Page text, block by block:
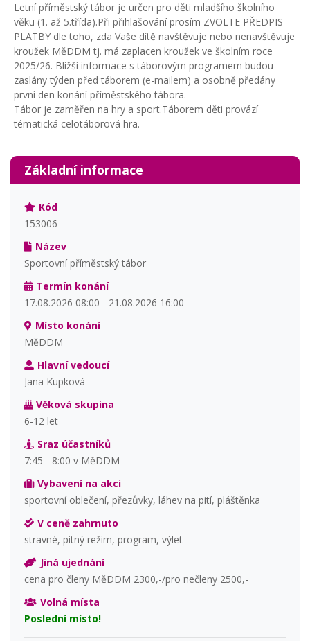
Letní příměstský tábor je určen pro děti mladšího školního
věku (1. až 5.třída).Při přihlašování prosím ZVOLTE PŘEDPIS
PLATBY dle toho, zda Vaše dítě navštěvuje nebo nenavštěvuje
kroužek MěDDM tj. má zaplacen kroužek ve školním roce
2025/26. Bližší informace s táborovým programem budou
zaslány týden před táborem (e-mailem) a osobně předány
první den konání příměstského tábora.
Tábor je zaměřen na hry a sport.Táborem děti provází
tématická celotáborová hra.
Základní informace
Kód
153006
Název
Sportovní příměstský tábor
Termín konání
17.08.2026 08:00 - 21.08.2026 16:00
Místo konání
MěDDM
Hlavní vedoucí
Jana Kupková
Věková skupina
6-12 let
Sraz účastníků
7:45 - 8:00 v MěDDM
Vybavení na akci
sportovní oblečení, přezůvky, láhev na pití, pláštěnka
V ceně zahrnuto
stravné, pitný režim, program, výlet
Jiná ujednání
cena pro členy MěDDM 2300,-/pro nečleny 2500,-
Volná místa
Poslední místo!